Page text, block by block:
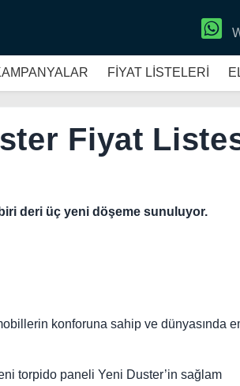
FİYAT LİSTELERİ
Fiyat
deri üç yeni döşeme sunuluyor.
konforuna sahip ve dünyasında
torpido paneli Yeni Duster’in sağlam